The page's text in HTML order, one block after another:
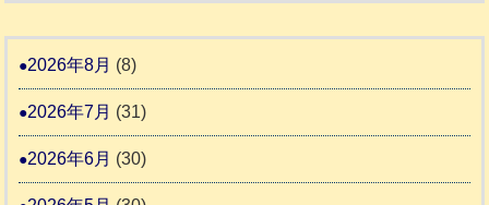
ッ
さ
記
ト
預
2026年8月 (8)
2026年7月 (31)
2026年6月 (30)